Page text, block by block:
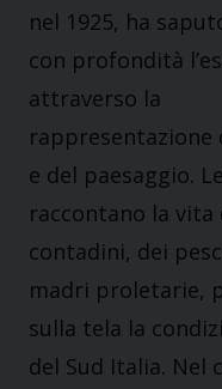
nel 1925, ha
con profondità
attraverso la
rappresentazione
e del paesaggio.
raccontano la vita
contadini, dei
madri proletarie,
sulla tela la
del Sud Italia. Nel